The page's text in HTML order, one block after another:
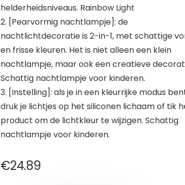
helderheidsniveaus. Rainbow Light
2. [Pearvormig nachtlampje]: de
nachtlichtdecoratie is 2-in-1, met schattige
en frisse kleuren. Het is niet alleen een klein
nachtlampje, maar ook een creatieve
Schattig nachtlampje voor kinderen.
3. [Instelling]: als je in een kleurrijke modus
druk je lichtjes op het siliconen lichaam of tik
product om de lichtkleur te wijzigen. Schattig
nachtlampje voor kinderen.
€24.89